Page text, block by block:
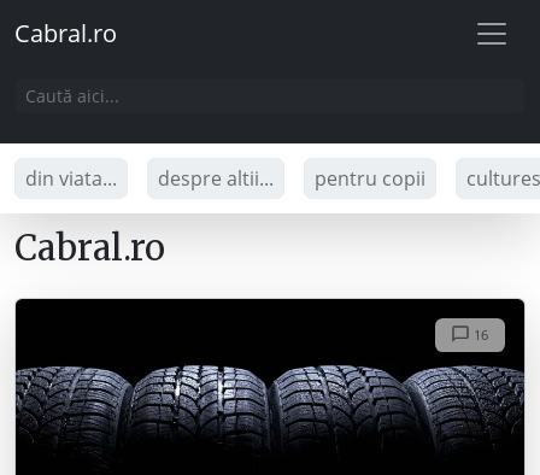
Cabral.ro
din viata... despre altii... pentru copii
Cabral.ro
16